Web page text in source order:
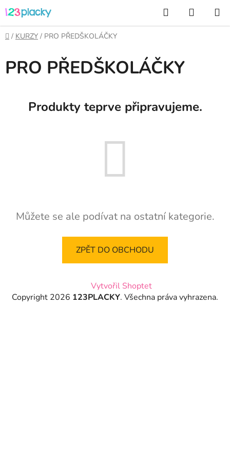
na
obsah
Hledat
KOŠÍK
Domů
/ KURZY / PRO PŘEDŠKOLÁČKY
PRO PŘEDŠKOLÁČKY
Produkty teprve připravujeme.
Můžete se ale podívat na ostatní kategorie.
ZPĚT DO OBCHODU
Vytvořil Shoptet
Copyright 2026 123PLACKY. Všechna práva vyhrazena.